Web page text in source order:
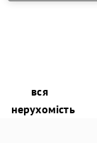
вся
нерухомість